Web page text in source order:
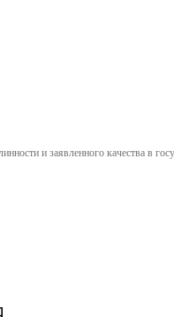
и заявленного качества в